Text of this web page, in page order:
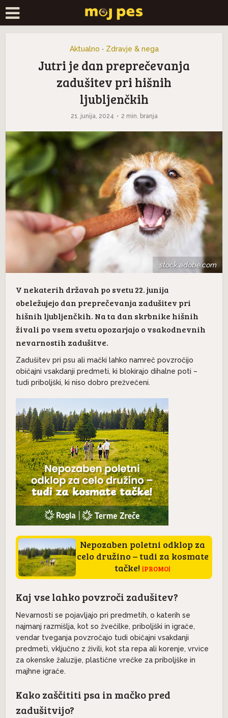
Aktualno • Zdravje & nega
Jutri je dan preprečevanja
zadušitev pri hišnih
ljubljenčkih
21. junija, 2024 2 min. branja
stock.adobe.com
V nekaterih državah po svetu 22. junija
obeležujejo dan preprečevanja zadušitev pri
hišnih ljubljenčkih. Na ta dan skrbnike hišnih
živali po vsem svetu opozarjajo o vsakodnevnih
nevarnostih zadušitve.
Zadušitev pri psu ali mački lahko namreč povzročijo
običajni vsakdanji predmeti, ki blokirajo dihalne poti –
tudi priboljški, ki niso dobro prežvečeni.
Nepozaben poletni odklop za
celo družino – tudi za kosmate
tačke! |PROMO|
Kaj vse lahko povzroči zadušitev?
Nevarnosti se pojavljajo pri predmetih, o katerih se
najmanj razmišlja, kot so žvečilke, priboljški in igrače,
vendar tveganja povzročajo tudi običajni vsakdanji
predmeti, vključno z živili, kot sta repa ali korenje, vrvice
za okenske žaluzije, plastične vrečke za priboljške in
majhne igrače.
Kako zaščititi psa in mačko pred
zadušitvijo?